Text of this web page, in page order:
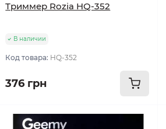
Триммер Rozia HQ-352
В наличии
Код товара: HQ-352
376 грн